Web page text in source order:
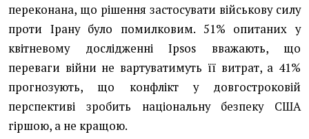
переконана, що рішення застосувати військову силу
проти Ірану було помилковим. 51% опитаних у
квітневому дослідженні Ipsos вважають, що
переваги війни не вартуватимуть її витрат, а 41%
прогнозують, що конфлікт у довгостроковій
перспективі зробить національну безпеку США
гіршою, а не кращою.